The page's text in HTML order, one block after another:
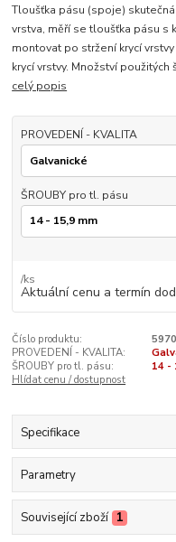
Tloušťka pásu (spoje)
vrstva, měří se tloušťka pásu
montovat po stržení krycí
krycí vrstvy. Množství
celý popis
PROVEDENÍ - KVALITA
ŠROUBY pro tl. pásu
/ks
Aktuální cenu a termín
Číslo produktu:
PROVEDENÍ - KVALITA:
ŠROUBY pro tl. pásu:
14 -
Hlídat cenu / dostupnost
Specifikace
Parametry
Související zboží 1